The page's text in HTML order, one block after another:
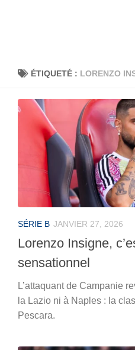
ÉTIQUETÉ : LORENZO
SÉRIE B JANVIER 27, 2026
Lorenzo Insigne,
sensationnel
L’attaquant de Campanie
la Lazio ni à Naples : la
Pescara.